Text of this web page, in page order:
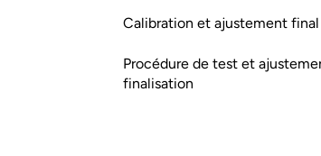
Calibration et ajustement final
Procédure de test et
finalisation